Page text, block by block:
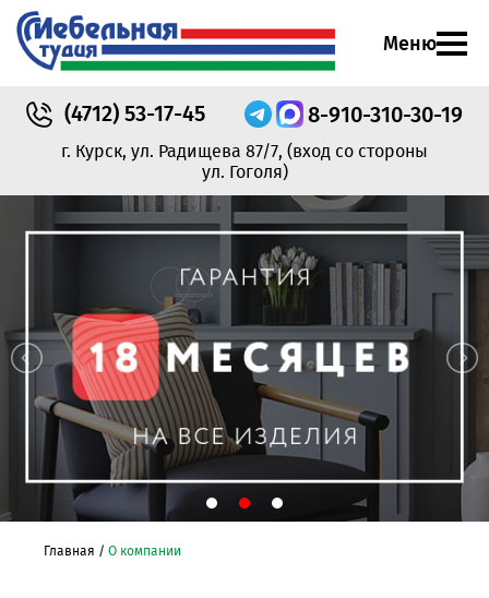
Меню
г. Курск, ул. Радищева 87/7, (вход со стороны
ул. Гоголя)
(4712) 53-17-45 8-910-310-30-19
Главная / О компании